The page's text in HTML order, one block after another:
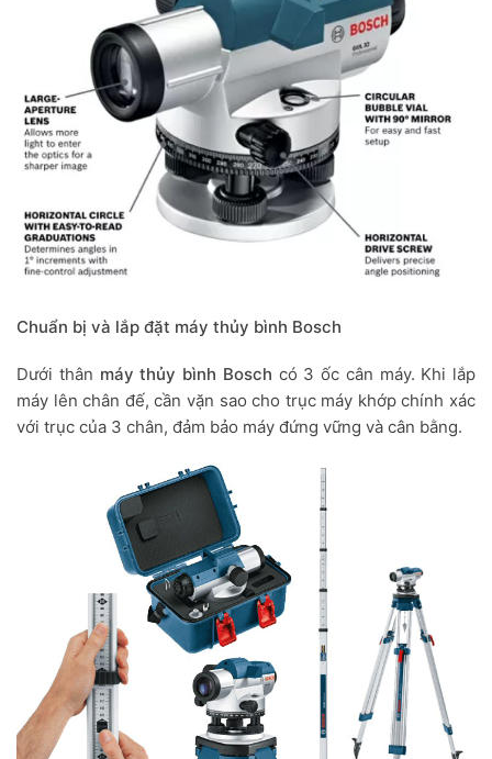
Chuẩn bị và lắp đặt máy thủy bình Bosch
Dưới thân máy thủy bình Bosch có 3 ốc cân máy. Khi lắp
máy lên chân đế, cần vặn sao cho trục máy khớp chính xác
với trục của 3 chân, đảm bảo máy đứng vững và cân bằng.